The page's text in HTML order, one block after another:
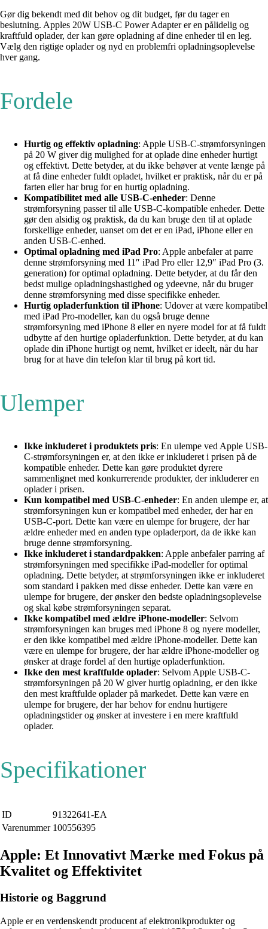
Gør dig bekendt med dit behov og dit budget, før du tager en
beslutning. Apples 20W USB-C Power Adapter er en pålidelig og
kraftfuld oplader, der kan gøre opladning af dine enheder til en leg.
Vælg den rigtige oplader og nyd en problemfri opladningsoplevelse
hver gang.
Fordele
Hurtig og effektiv opladning: Apple USB-C-strømforsyningen
på 20 W giver dig mulighed for at oplade dine enheder hurtigt
og effektivt. Dette betyder, at du ikke behøver at vente længe på
at få dine enheder fuldt opladet, hvilket er praktisk, når du er på
farten eller har brug for en hurtig opladning.
Kompatibilitet med alle USB-C-enheder: Denne
strømforsyning passer til alle USB-C-kompatible enheder. Dette
gør den alsidig og praktisk, da du kan bruge den til at oplade
forskellige enheder, uanset om det er en iPad, iPhone eller en
anden USB-C-enhed.
Optimal opladning med iPad Pro: Apple anbefaler at parre
denne strømforsyning med 11″ iPad Pro eller 12,9″ iPad Pro (3.
generation) for optimal opladning. Dette betyder, at du får den
bedst mulige opladningshastighed og ydeevne, når du bruger
denne strømforsyning med disse specifikke enheder.
Hurtig opladerfunktion til iPhone: Udover at være kompatibel
med iPad Pro-modeller, kan du også bruge denne
strømforsyning med iPhone 8 eller en nyere model for at få fuldt
udbytte af den hurtige opladerfunktion. Dette betyder, at du kan
oplade din iPhone hurtigt og nemt, hvilket er ideelt, når du har
brug for at have din telefon klar til brug på kort tid.
Ulemper
Ikke inkluderet i produktets pris: En ulempe ved Apple USB-
C-strømforsyningen er, at den ikke er inkluderet i prisen på de
kompatible enheder. Dette kan gøre produktet dyrere
sammenlignet med konkurrerende produkter, der inkluderer en
oplader i prisen.
Kun kompatibel med USB-C-enheder: En anden ulempe er, at
strømforsyningen kun er kompatibel med enheder, der har en
USB-C-port. Dette kan være en ulempe for brugere, der har
ældre enheder med en anden type opladerport, da de ikke kan
bruge denne strømforsyning.
Ikke inkluderet i standardpakken: Apple anbefaler parring af
strømforsyningen med specifikke iPad-modeller for optimal
opladning. Dette betyder, at strømforsyningen ikke er inkluderet
som standard i pakken med disse enheder. Dette kan være en
ulempe for brugere, der ønsker den bedste opladningsoplevelse
og skal købe strømforsyningen separat.
Ikke kompatibel med ældre iPhone-modeller: Selvom
strømforsyningen kan bruges med iPhone 8 og nyere modeller,
er den ikke kompatibel med ældre iPhone-modeller. Dette kan
være en ulempe for brugere, der har ældre iPhone-modeller og
ønsker at drage fordel af den hurtige opladerfunktion.
Ikke den mest kraftfulde oplader: Selvom Apple USB-C-
strømforsyningen på 20 W giver hurtig opladning, er den ikke
den mest kraftfulde oplader på markedet. Dette kan være en
ulempe for brugere, der har behov for endnu hurtigere
opladningstider og ønsker at investere i en mere kraftfuld
oplader.
Specifikationer
ID
91322641-EA
Varenummer 100556395
Apple: Et Innovativt Mærke med Fokus på
Kvalitet og Effektivitet
Historie og Baggrund
Apple er en verdenskendt producent af elektronikprodukter og